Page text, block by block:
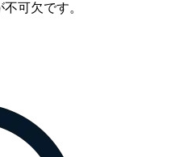
可欠です。